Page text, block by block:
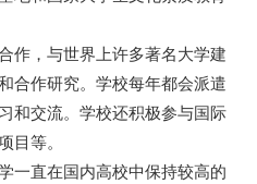
作，与世界上许多著名大学建
合作研究。学校每年都会派遣
和交流。学校还积极参与国际
目等。
一直在国内高校中保持较高的